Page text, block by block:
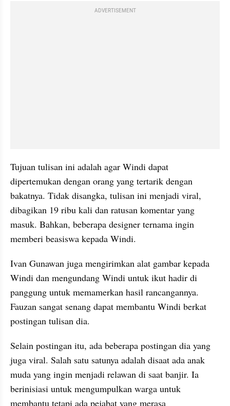
ADVERTISEMENT
Tujuan tulisan ini adalah agar Windi dapat
dipertemukan dengan orang yang tertarik dengan
bakatnya. Tidak disangka, tulisan ini menjadi viral,
dibagikan 19 ribu kali dan ratusan komentar yang
masuk. Bahkan, beberapa designer ternama ingin
memberi beasiswa kepada Windi.
Ivan Gunawan juga mengirimkan alat gambar kepada
Windi dan mengundang Windi untuk ikut hadir di
panggung untuk memamerkan hasil rancangannya.
Fauzan sangat senang dapat membantu Windi berkat
postingan tulisan dia.
Selain postingan itu, ada beberapa postingan dia yang
juga viral. Salah satu satunya adalah disaat ada anak
muda yang ingin menjadi relawan di saat banjir. Ia
berinisiasi untuk mengumpulkan warga untuk
membantu tetapi ada pejabat yang merasa